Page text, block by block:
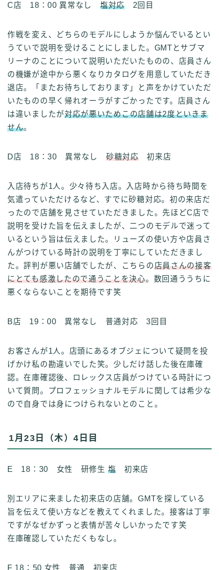
Follow Me
C店 18：00 異常なし 塩対応2回目
作戦を変え、どちらのモデルにしようか悩んでいるとい
うていで説明を受けることにしました。GMTとサブマ
リーナのことについて説明いただいたものの、店員さん
の機嫌が途中から悪くなりカタログを用意していただき
退店。「またお待ちしております」と声をかけていただ
いたものの早く帰れオーラがすごかったです。店員さん
は違いましたが対応が悪いためこの店舗は2度といきま
せん。
D店 18：30 異常なし 砂糖対応初来店
入店待ちが1人。少々待ち入店。入店時から待ち時間を
気遣っていただけるなど、すでに砂糖対応。初の来店だ
ったので店舗を見させていただきました。先ほどC店で
説明を受けた旨を伝えましたが、二つのモデルで迷って
いるという旨は伝えました。リューズの使い方や店員さ
んがつけている時計の説明を丁寧にしていただきまし
た。評判が悪い店舗でしたが、こちらの店員さんの接客
にとても感激したので通うことを決心。数回通ううちに
悪くならないことを期待です笑
B店 19：00 異常なし 普通対応 3回目
お客さんが1人。店頭にあるオブジェについて疑問を投
げかけ私の勘違いでした笑。少しだけ話した後在庫確
認。在庫確認後、ロレックス店員がつけている時計につ
いて質問。プロフェッショナルモデルに関しては希少な
ので自身では身につけられないとのこと。
1月23日（木）4日目
E 18：30 女性 研修生 塩 初来店
別エリアに来ました初来店の店舗。GMTを探している
旨を伝えて使い方などを教えてくれました。接客は丁寧
ですがなぜかずっと表情が苦々しいかったです笑
在庫確認していただくもなし。
F 18：50 女性 普通 初来店